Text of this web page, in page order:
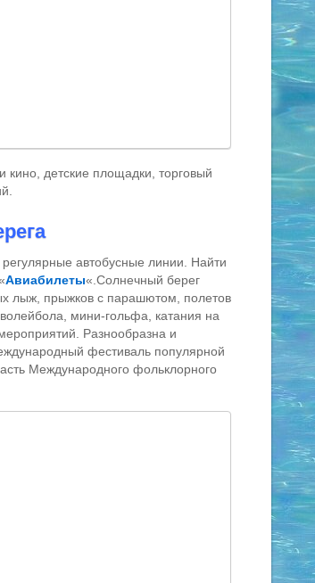
детские площадки, торговый
автобусные линии. Найти
Авиабилеты«. Солнечный берег
лыж, прыжков с парашютом, полетов
мини-гольфа, катания на
Разнообразна и
фестиваль популярной
Международного фольклорного